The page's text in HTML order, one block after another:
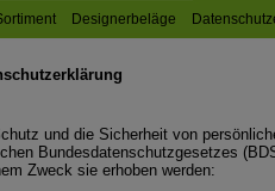
Designerbeläge
und die Sicherheit von
Bundesdatenschutzgesetzes
Zweck sie erhoben werden: